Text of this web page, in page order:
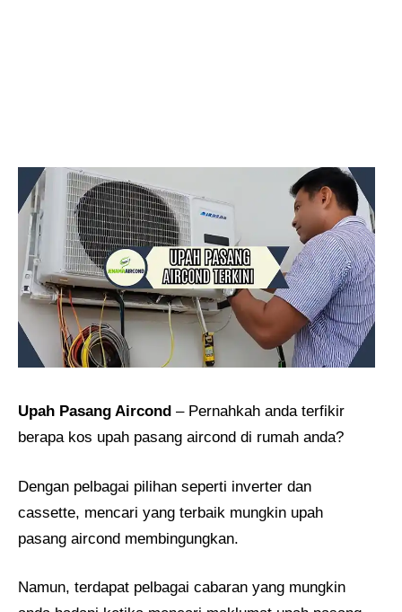
Upah Pasang Aircond – Pernahkah anda terfikir
berapa kos upah pasang aircond di rumah anda?
Dengan pelbagai pilihan seperti inverter dan
cassette, mencari yang terbaik mungkin upah
pasang aircond membingungkan.
Namun, terdapat pelbagai cabaran yang mungkin